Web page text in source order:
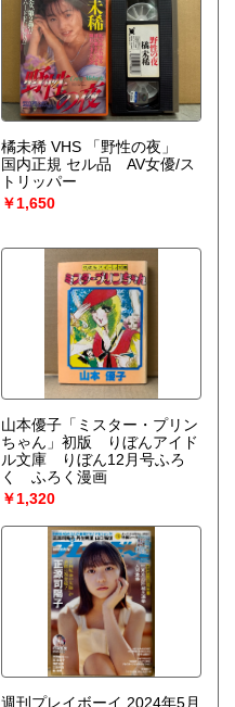
橘未稀 VHS 「野性の夜」
国内正規 セル品 AV女優/ス
トリッパー
￥1,650
山本優子「ミスター・プリン
ちゃん」初版 りぼんアイド
ル文庫 りぼん12月号ふろ
く ふろく漫画
￥1,320
週刊プレイボーイ 2024年5月